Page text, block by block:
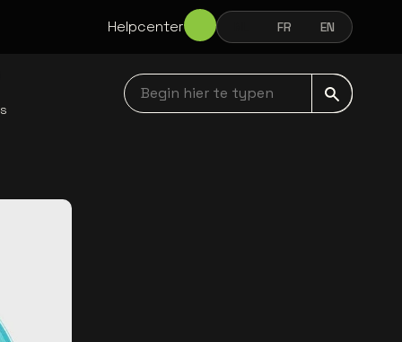
Helpcenter NEDERLANDSFRANÇAIS
FR ENGLISH
EN
Begin hier te typen navbar